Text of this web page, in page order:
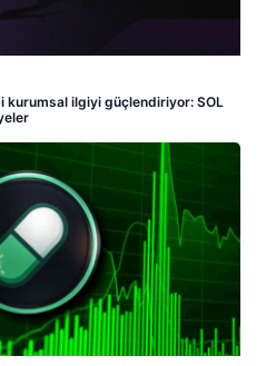
kurumsal ilgiyi güçlendiriyor: SOL